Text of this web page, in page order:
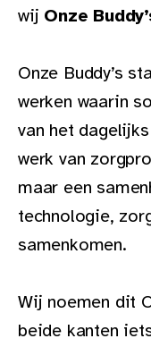
wij Onze
Onze Buddy’s
werken waarin
van het
werk van
maar een
technologie,
samenkomen.
Wij noemen dit
beide kanten